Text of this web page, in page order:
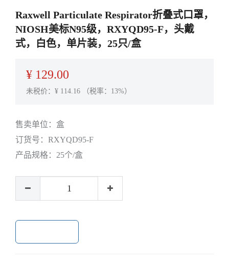
Raxwell Particulate Respirator折叠式口罩，
NIOSH美标N95级，RXYQD95-F，头戴
式，白色，单片装，25只/盒
¥ 129.00
未税价：¥ 114.16 （税率：13%）
售卖单位： 盒
订货号： RXYQD95-F
产品规格： 25个/盒